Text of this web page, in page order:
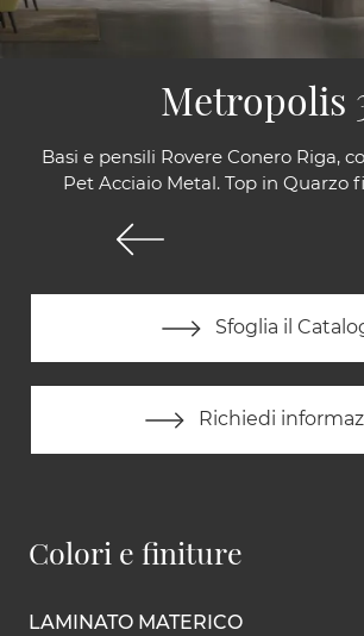
Basi e pensili Rovere Conero Riga,
Pet Acciaio Metal. Top in Quarzo
Sfoglia il
Richiedi
Metropolis
Colori e finiture
LAMINATO MATERICO